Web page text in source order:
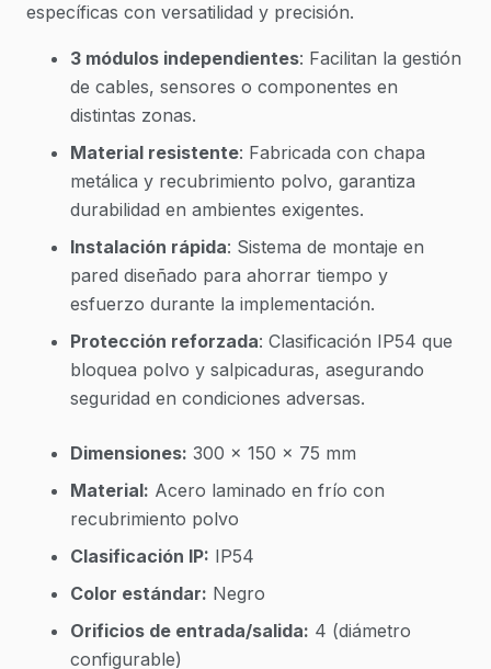
específicas con versatilidad y precisión.
3 módulos independientes: Facilitan la gestión
de cables, sensores o componentes en
distintas zonas.
Material resistente: Fabricada con chapa
metálica y recubrimiento polvo, garantiza
durabilidad en ambientes exigentes.
Instalación rápida: Sistema de montaje en
pared diseñado para ahorrar tiempo y
esfuerzo durante la implementación.
Protección reforzada: Clasificación IP54 que
bloquea polvo y salpicaduras, asegurando
seguridad en condiciones adversas.
Dimensiones: 300 x 150 x 75 mm
Material: Acero laminado en frío con
recubrimiento polvo
Clasificación IP: IP54
Color estándar: Negro
Orificios de entrada/salida: 4 (diámetro
configurable)